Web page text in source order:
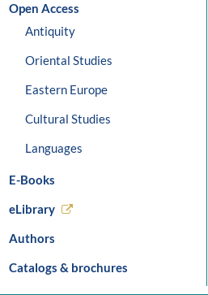
Open Access
Antiquity
Oriental Studies
Eastern Europe
Cultural Studies
Languages
E-Books
eLibrary
Authors
Catalogs & brochures